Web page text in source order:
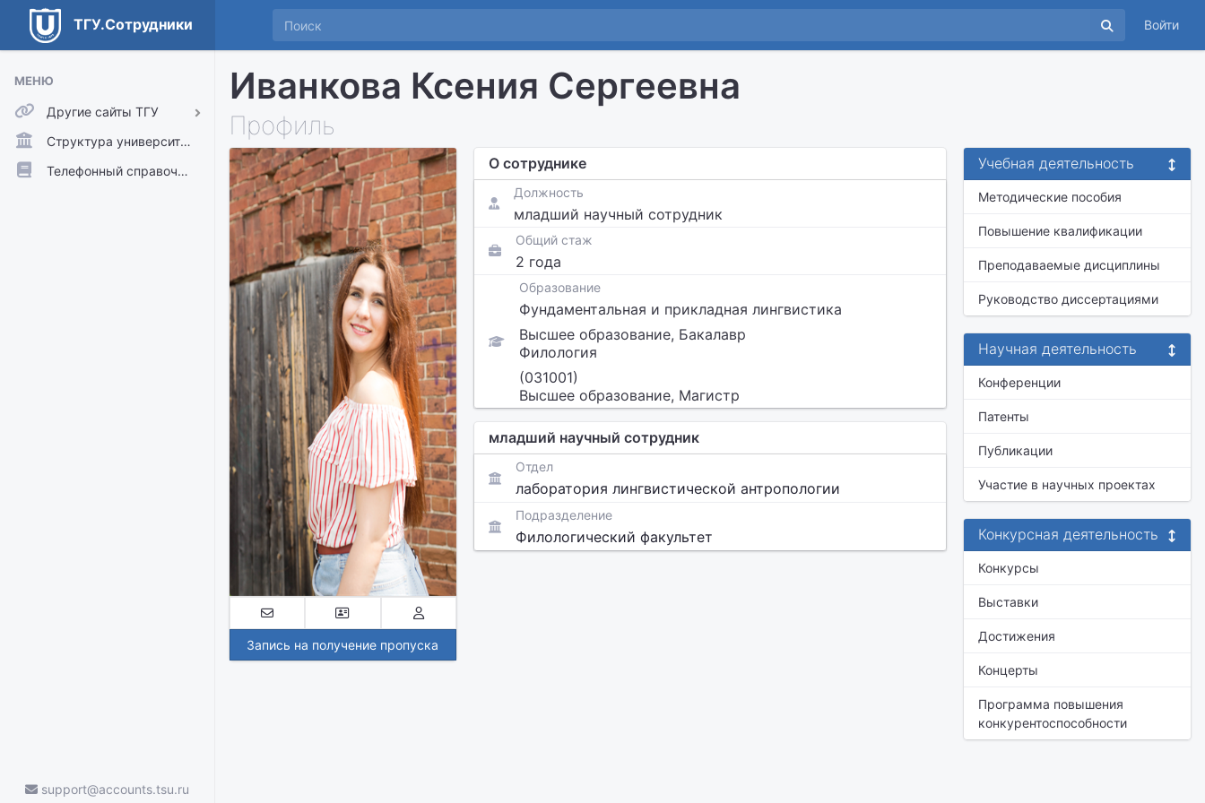
ТГУ.Сотрудники Войти
МЕНЮ
Другие сайты ТГУ
ТГУ.Аккаунты
ТГУ.Расписание
Структура университета
Телефонный справочник
support@accounts.tsu.ru
Иванкова Ксения Сергеевна
Профиль
Запись на получение пропуска
О сотруднике
Должность
младший научный сотрудник
Общий стаж
2 года
Образование
Фундаментальная и прикладная лингвистика
Высшее образование, Бакалавр
Филология
(031001)
Высшее образование, Магистр
младший научный сотрудник
Отдел
лаборатория лингвистической антропологии
Подразделение
Филологический факультет
Учебная деятельность
Методические пособия
Повышение квалификации
Преподаваемые дисциплины
Руководство диссертациями
Научная деятельность
Конференции
Патенты
Публикации
Участие в научных проектах
Конкурсная деятельность
Конкурсы
Выставки
Достижения
Концерты
Программа повышения
конкурентоспособности